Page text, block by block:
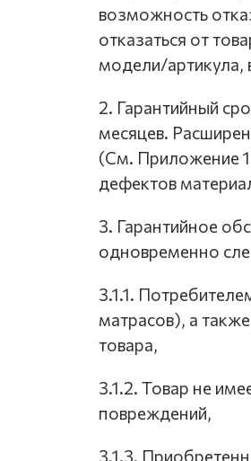
возможность
отказаться от
модели/артикула,
2. Гарантийный
месяцев.
(См. Приложение
дефектов
3. Гарантийное
одновременно
3.1.1.
матрасов), а
товара,
3.1.2. Товар не
повреждений,
3.1.3.